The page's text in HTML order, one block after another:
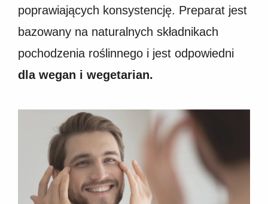
poprawiających konsystencję. Preparat jest
bazowany na naturalnych składnikach
pochodzenia roślinnego i jest odpowiedni
dla wegan i wegetarian.